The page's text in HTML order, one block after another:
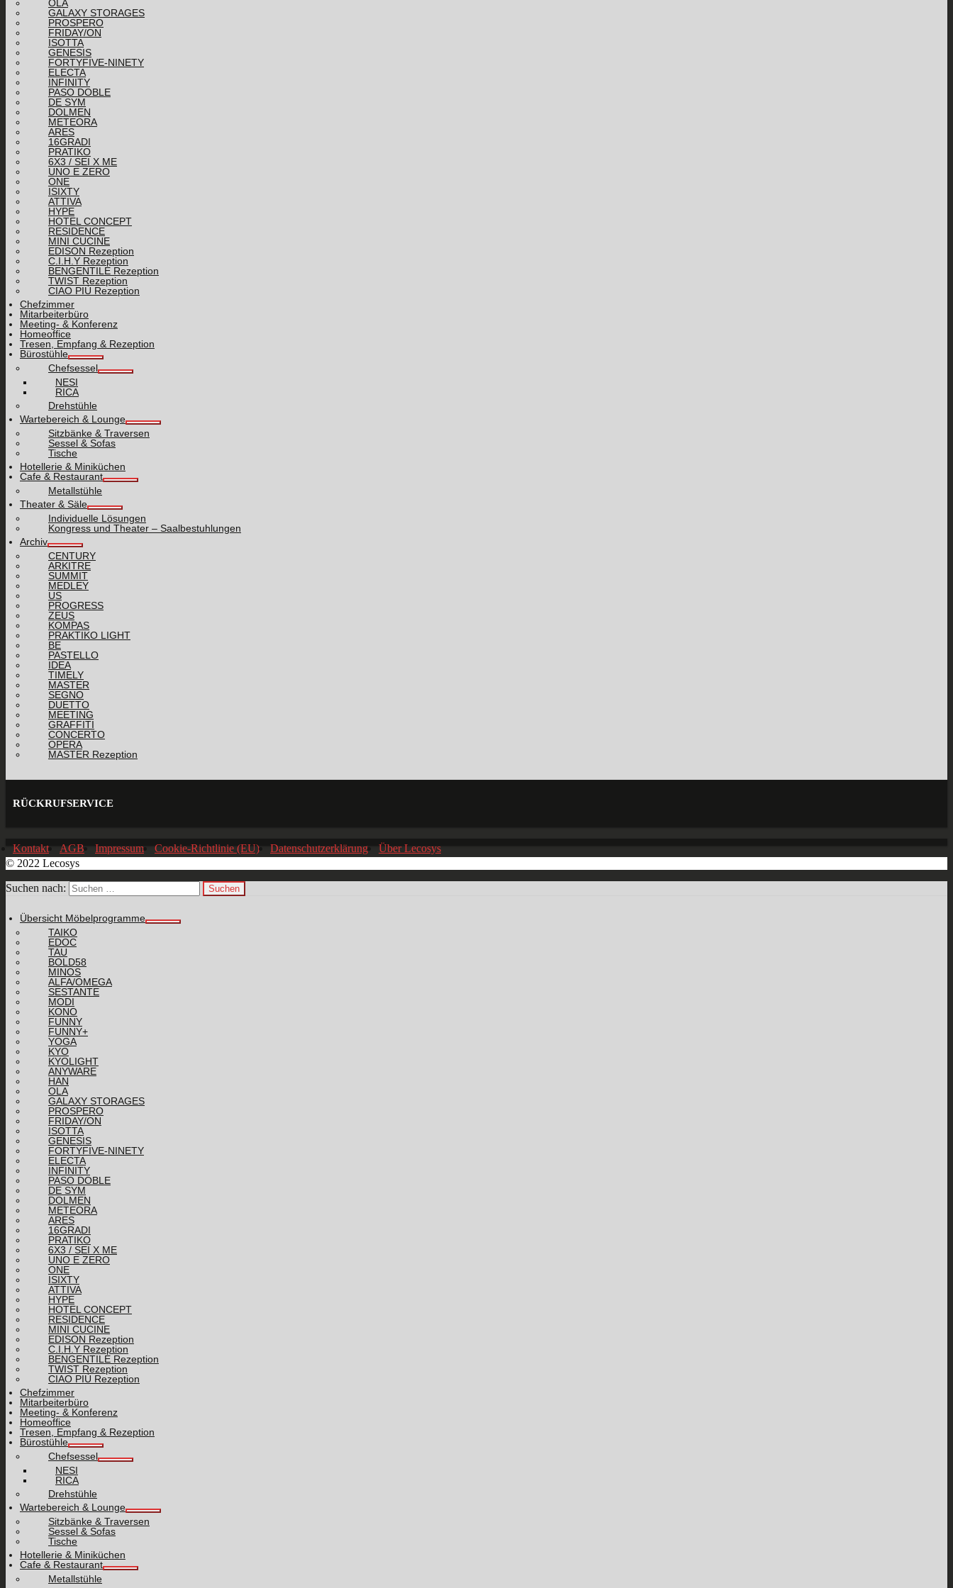
OLA
GALAXY STORAGES
PROSPERO
FRIDAY/ON
ISOTTA
GENESIS
FORTYFIVE-NINETY
ELECTA
INFINITY
PASO DOBLE
DE SYM
DOLMEN
METEORA
ARES
16GRADI
PRATIKO
6X3 / SEI X ME
UNO E ZERO
ONE
ISIXTY
ATTIVA
HYPE
HOTEL CONCEPT
RESIDENCE
MINI CUCINE
EDISON Rezeption
C.I.H.Y Rezeption
BENGENTILE Rezeption
TWIST Rezeption
CIAO PIÙ Rezeption
Chefzimmer
Mitarbeiterbüro
Meeting- & Konferenz
Homeoffice
Tresen, Empfang & Rezeption
Bürostühle
Chefsessel
NESI
RICA
Drehstühle
Wartebereich & Lounge
Sitzbänke & Traversen
Sessel & Sofas
Tische
Hotellerie & Miniküchen
Cafe & Restaurant
Metallstühle
Theater & Säle
Individuelle Lösungen
Kongress und Theater – Saalbestuhlungen
Archiv
CENTURY
ARKITRE
SUMMIT
MEDLEY
US
PROGRESS
ZEUS
KOMPAS
PRAKTIKO LIGHT
BE
PASTELLO
IDEA
TIMELY
MASTER
SEGNO
DUETTO
MEETING
GRAFFITI
CONCERTO
OPERA
MASTER Rezeption
RÜCKRUFSERVICE
Kontakt AGB Impressum Cookie-Richtlinie (EU) Datenschutzerklärung
Über Lecosys
© 2022 Lecosys
Suchen nach:
Übersicht Möbelprogramme
TAIKO
EDOC
TAU
BOLD58
MINOS
ALFA/OMEGA
SESTANTE
MODI
KONO
FUNNY
FUNNY+
YOGA
KYO
KYOLIGHT
ANYWARE
HAN
OLA
GALAXY STORAGES
PROSPERO
FRIDAY/ON
ISOTTA
GENESIS
FORTYFIVE-NINETY
ELECTA
INFINITY
PASO DOBLE
DE SYM
DOLMEN
METEORA
ARES
16GRADI
PRATIKO
6X3 / SEI X ME
UNO E ZERO
ONE
ISIXTY
ATTIVA
HYPE
HOTEL CONCEPT
RESIDENCE
MINI CUCINE
EDISON Rezeption
C.I.H.Y Rezeption
BENGENTILE Rezeption
TWIST Rezeption
CIAO PIÙ Rezeption
Chefzimmer
Mitarbeiterbüro
Meeting- & Konferenz
Homeoffice
Tresen, Empfang & Rezeption
Bürostühle
Chefsessel
NESI
RICA
Drehstühle
Wartebereich & Lounge
Sitzbänke & Traversen
Sessel & Sofas
Tische
Hotellerie & Miniküchen
Cafe & Restaurant
Metallstühle